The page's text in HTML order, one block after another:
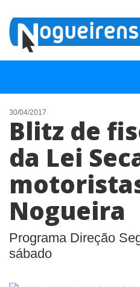
NOTÍCIAS
LISTA DIGITAL
TELEFONES ÚTEIS
CONTATO
ANUNCIE
30/04/2017
Blitz de
da Lei
Nogueira
Programa Direção
sábado